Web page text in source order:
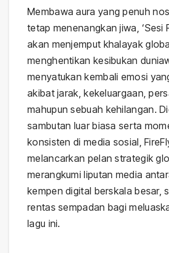
Membawa aura yang penuh
tetap menenangkan jiwa, ‘Sesi
akan menjemput khalayak
menghentikan kesibukan
menyatukan kembali emosi
akibat jarak, kekeluargaan,
mahupun sebuah kehilangan.
sambutan luar biasa serta
konsisten di media sosial,
melancarkan pelan strategik
merangkumi liputan media
kempen digital berskala besar,
rentas sempadan bagi
lagu ini.